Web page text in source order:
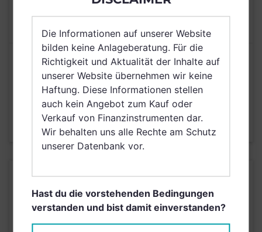
1,50%
Risikoeinstufung laut Anbieter (KID)
5
Stand 30.06.2025
KURSENTWICKLUNG
Einfach und kostenlos
Die Informationen auf unserer Website
bilden keine Anlageberatung. Für die
Richtigkeit und Aktualität der Inhalte auf
unserer Website übernehmen wir keine
Haftung. Diese Informationen stellen
auch kein Angebot zum Kauf oder
Verkauf von Finanzinstrumenten dar.
Wir behalten uns alle Rechte am Schutz
unserer Datenbank vor.
Hast du die vorstehenden Bedingungen
verstanden und bist damit einverstanden?